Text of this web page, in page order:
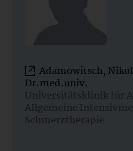
Adamowitsch,
Dr.med.univ.
Universitätsklinik für
Allgemeine
Schmerztherapie